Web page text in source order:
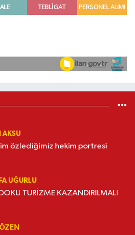
AKSU
özlediğimiz hekim portresi
UĞURLU
TURİZME KAZANDIRILMALI